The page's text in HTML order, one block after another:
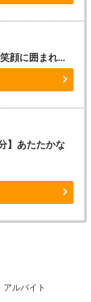
顔に囲まれ...
】あたたかな
アルバイト